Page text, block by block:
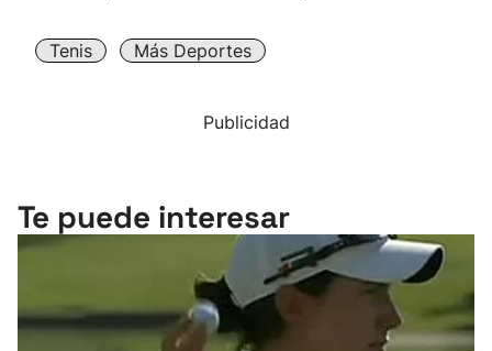
Tenis Más Deportes
Publicidad
Te puede interesar